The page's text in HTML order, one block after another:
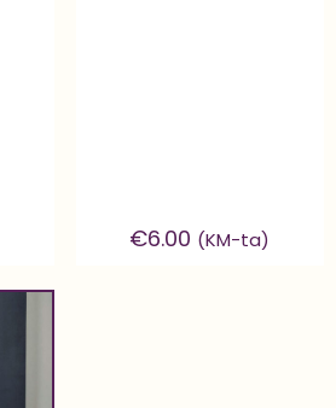
€6.00 (KM-ta)